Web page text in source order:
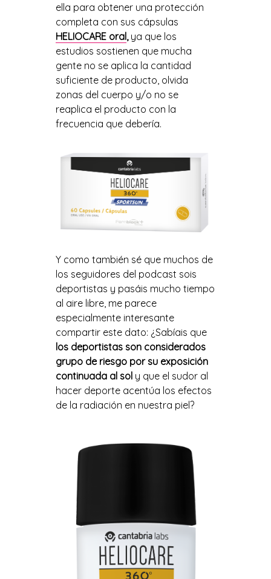
ella para obtener una protección
completa con sus cápsulas
HELIOCARE oral, ya que los
estudios sostienen que mucha
gente no se aplica la cantidad
suficiente de producto, olvida
zonas del cuerpo y/o no se
reaplica el producto con la
frecuencia que debería.
Y como también sé que muchos de
los seguidores del podcast sois
deportistas y pasáis mucho tiempo
al aire libre, me parece
especialmente interesante
compartir este dato: ¿Sabíais que
los deportistas son considerados
grupo de riesgo por su exposición
continuada al sol y que el sudor al
hacer deporteacentúa los efectos
de la radiación en nuestra piel?